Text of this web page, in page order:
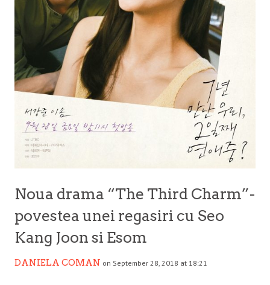
Noua drama “The Third Charm”-
povestea unei regasiri cu Seo
Kang Joon si Esom
DANIELA COMAN on September 28, 2018 at 18:21